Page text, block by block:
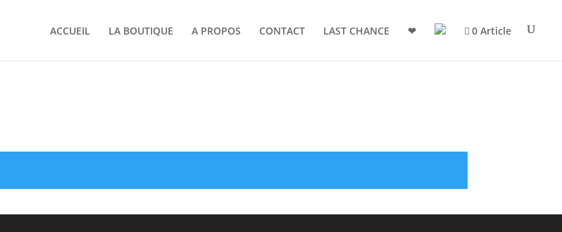
ACCUEIL LA BOUTIQUE A PROPOS CONTACT LAST CHANCE ❤ 0 Article